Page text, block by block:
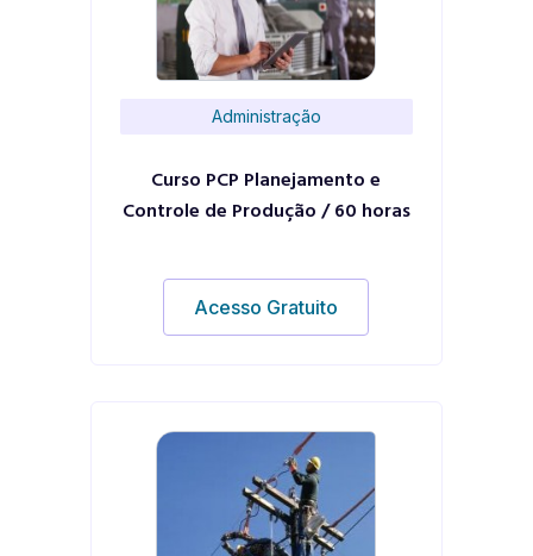
Administração
Curso PCP Planejamento e
Controle de Produção / 60 horas
Acesso Gratuito